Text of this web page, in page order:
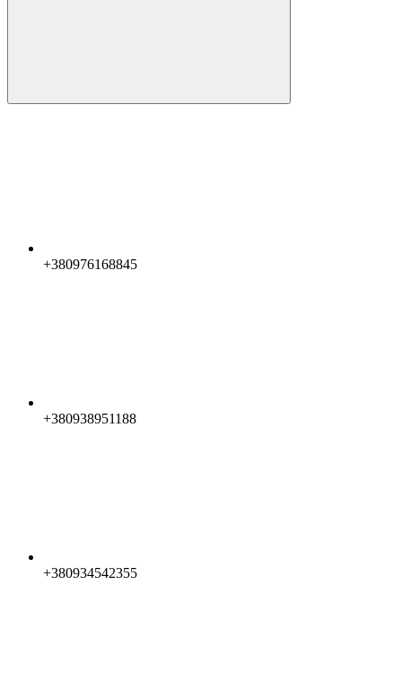
+380976168845
+380938951188
+380934542355